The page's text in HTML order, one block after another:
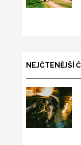
NEJČTENĚJŠÍ